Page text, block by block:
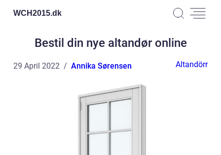
WCH2015.dk
Bestil din nye altandør online
29 April 2022 Annika Sørensen Altandörr